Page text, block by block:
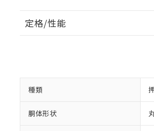
定格/性能
種類
胴体形状